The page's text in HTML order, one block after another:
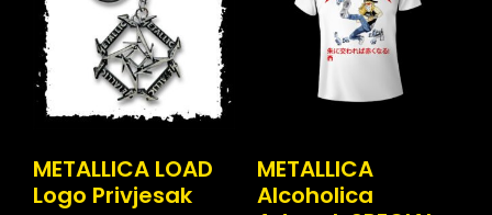
METALLICA LOAD
Logo Privjesak
METALLICA
Alcoholica